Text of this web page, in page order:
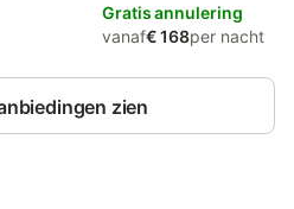
Gratis annulering
vanaf€ 168per nacht
zien